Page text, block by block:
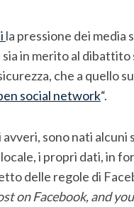
la pressione dei media
in merito al dibattito
che a quello
social network“.
sono nati
i propri dati, in
delle regole di
on Facebook, and